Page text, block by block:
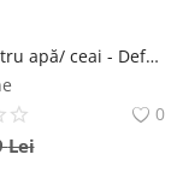
Termometru apă/ ceai - Default Title Moya
0
Lei